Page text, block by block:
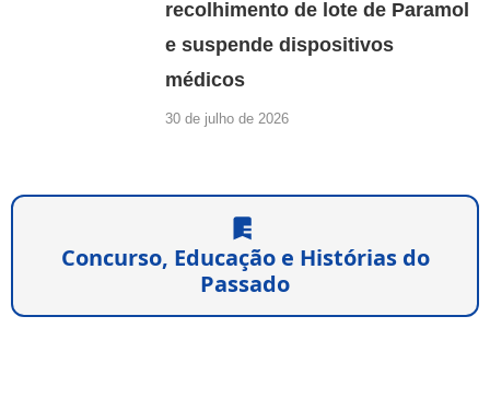
recolhimento de lote de Paramol
e suspende dispositivos
médicos
30 de julho de 2026
Concurso, Educação e Histórias do
Passado